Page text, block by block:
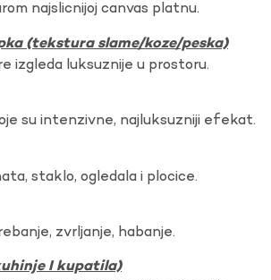
najslicnijoj canvas platnu.
(tekstura slame/koze/peska)
izgleda luksuznije u prostoru.
su intenzivne, najluksuzniji efekat.
staklo, ogledala i plocice.
zvrljanje, habanje.
I kupatila)